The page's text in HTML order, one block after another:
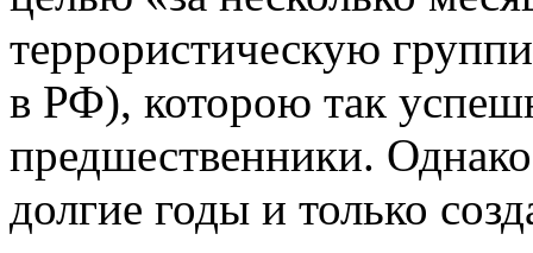
террористическую
в РФ), которою так
предшественники.
долгие годы и только